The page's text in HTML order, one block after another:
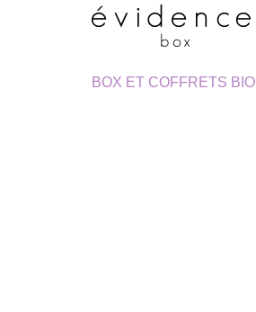
BOX ET COFFRETS BIO